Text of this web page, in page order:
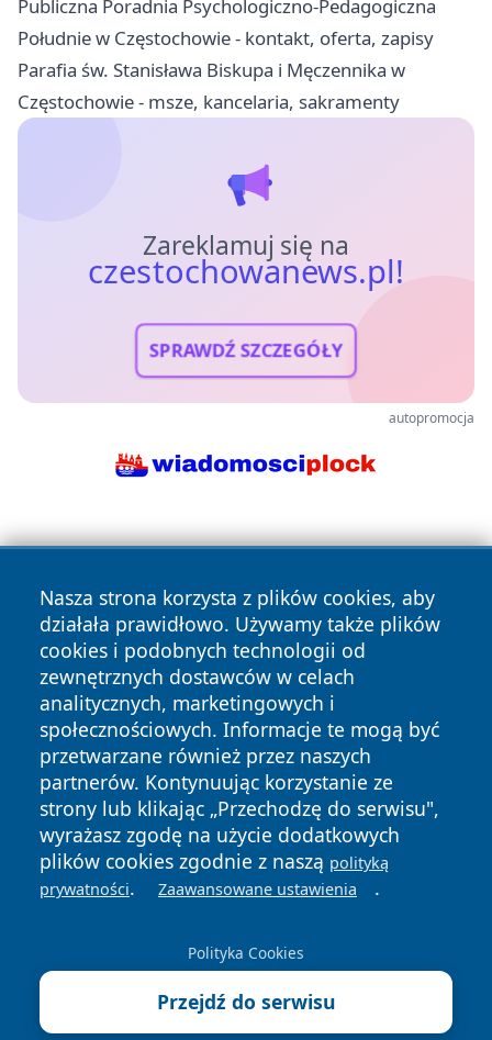
Publiczna Poradnia Psychologiczno-Pedagogiczna
Południe w Częstochowie - kontakt, oferta, zapisy
Parafia św. Stanisława Biskupa i Męczennika w
Częstochowie - msze, kancelaria, sakramenty
Zareklamuj się na
czestochowanews.pl!
SPRAWDŹ SZCZEGÓŁY
autopromocja
Nasza strona korzysta z plików cookies, aby
działała prawidłowo. Używamy także plików
cookies i podobnych technologii od
zewnętrznych dostawców w celach
analitycznych, marketingowych i
społecznościowych. Informacje te mogą być
przetwarzane również przez naszych
partnerów. Kontynuując korzystanie ze
strony lub klikając „Przechodzę do serwisu",
wyrażasz zgodę na użycie dodatkowych
plików cookies zgodnie z naszą polityką
prywatności. Zaawansowane ustawienia .
Polityka Cookies
Przejdź do serwisu
Copyright © 2026 czestochowanews.pl Wszystkie prawa
zastrzeżone.
News Autorzy
Polityka
Prywatności
Polityka
Cookies
cześć